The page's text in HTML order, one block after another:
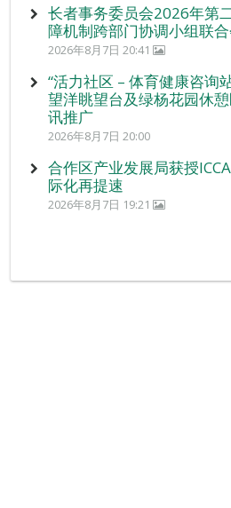
长者事务委员会2026年第
障机制跨部门协调小组联
2026年8月7日 20:41
“活力社区 – 体育健康咨询
望洋眺望台及绿杨花园休
讯推广
2026年8月7日 20:00
合作区产业发展局获授
际化再提速
2026年8月7日 19:21